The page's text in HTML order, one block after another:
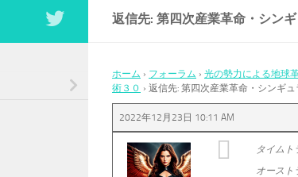
返信先: 第四次産業革命・シン
ホーム › フォーラム › 光の勢力による地球
術３０ › 返信先: 第四次産業革命・シンギ
2022年12月23日 10:11 AM
タイム
オースト